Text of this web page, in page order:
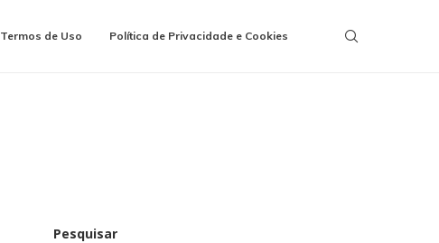
Termos de Uso Política de Privacidade e Cookies
Pesquisar